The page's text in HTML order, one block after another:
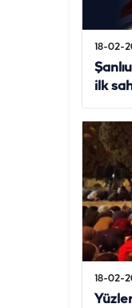
18-02-
ilk
18-02-